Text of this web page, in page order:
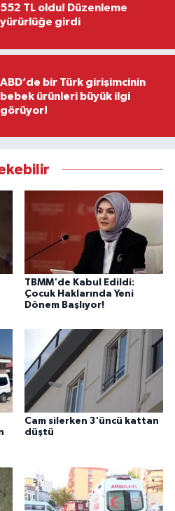
552 TL oldu! Düzenleme
yürürlüğe girdi
ABD’de bir Türk girişimcinin
bebek ürünleri büyük ilgi
görüyor!
TBMM'de Kabul Edildi:
Çocuk Haklarında Yeni
Dönem Başlıyor!
Cam silerken 3'üncü kattan
düştü